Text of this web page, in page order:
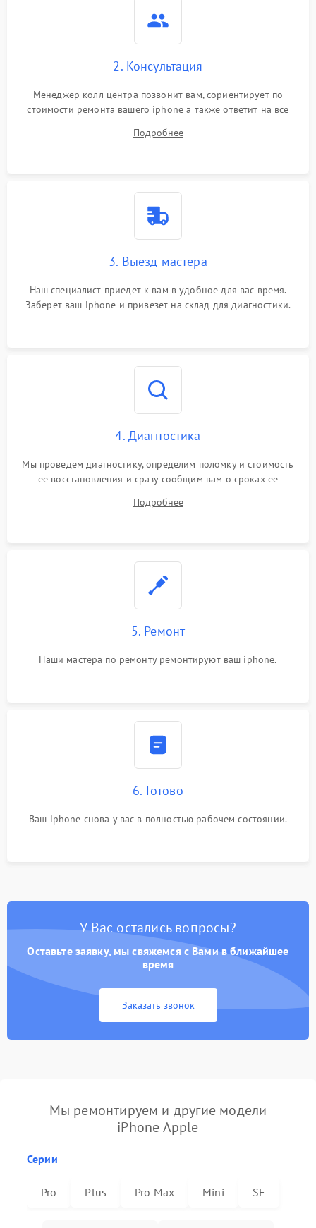
2. Консультация
Менеджер колл центра позвонит вам, сориентирует по
стоимости ремонта вашего iphone а также ответит на все
Подробнее
3. Выезд мастера
Наш специалист приедет к вам в удобное для вас время.
Заберет ваш iphone и привезет на склад для диагностики.
4. Диагностика
Мы проведем диагностику, определим поломку и стоимость
ее восстановления и сразу сообщим вам о сроках ее
Подробнее
5. Ремонт
Наши мастера по ремонту ремонтируют ваш iphone.
6. Готово
Ваш iphone снова у вас в полностью рабочем состоянии.
У Вас остались вопросы?
Оставьте заявку, мы свяжемся с Вами в ближайшее
время
Заказать звонок
Мы ремонтируем и другие модели
iPhone Apple
Серии
Pro Plus Pro Max Mini SE